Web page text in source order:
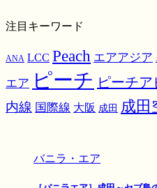
注目キーワード
ANA LCC Peach エアアジア
エア ピーチ ピーチ
内線 国際線 大阪 成田 成田
バニラ・エア